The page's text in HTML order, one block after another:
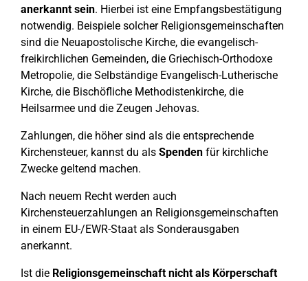
anerkannt sein. Hierbei ist eine Empfangsbestätigung
notwendig. Beispiele solcher Religionsgemeinschaften
sind die Neuapostolische Kirche, die evangelisch-
freikirchlichen Gemeinden, die Griechisch-Orthodoxe
Metropolie, die Selbständige Evangelisch-Lutherische
Kirche, die Bischöfliche Methodistenkirche, die
Heilsarmee und die Zeugen Jehovas.
Zahlungen, die höher sind als die entsprechende
Kirchensteuer, kannst du als Spenden für kirchliche
Zwecke geltend machen.
Nach neuem Recht werden auch
Kirchensteuerzahlungen an Religionsgemeinschaften
in einem EU-/EWR-Staat als Sonderausgaben
anerkannt.
Ist die Religionsgemeinschaft nicht als Körperschaft